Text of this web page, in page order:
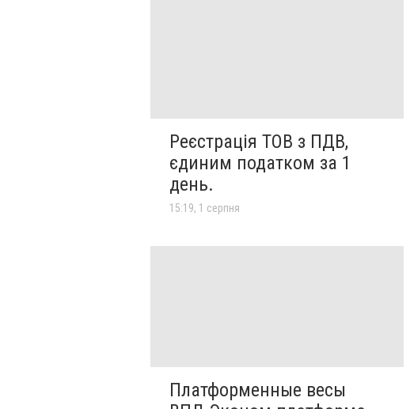
Реєстрація ТОВ з ПДВ,
єдиним податком за 1
день.
15:19, 1 серпня
Платформенные весы